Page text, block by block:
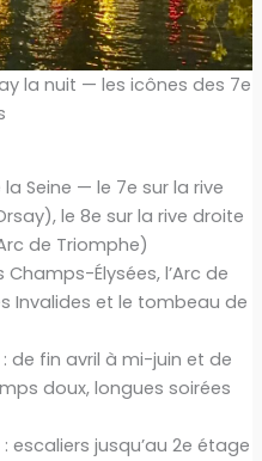
la nuit — les icônes des 7e
Seine — le 7e sur la rive
le 8e sur la rive droite
de Triomphe)
Champs-Élysées, l’Arc de
Invalides et le tombeau de
de fin avril à mi-juin et de
doux, longues soirées
: escaliers jusqu’au 2e étage